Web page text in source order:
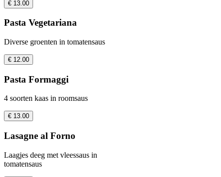
€ 13.00
Pasta Vegetariana
Diverse groenten in tomatensaus
€ 12.00
Pasta Formaggi
4 soorten kaas in roomsaus
€ 13.00
Lasagne al Forno
Laagjes deeg met vleessaus in
tomatensaus